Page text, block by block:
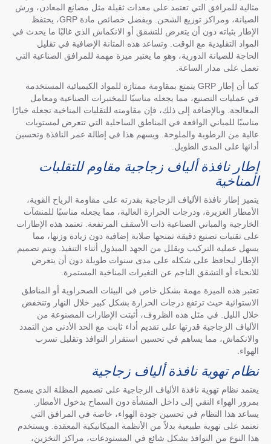
مثالية للمرافق التي تعتمد على معدات ثقيلة مثل مصانع المعادن، ورش
الصيانة، ومراكز توزيع الشحن. وبفضل خصائص مادة GRP، يحتفظ
الإطار بثباته دون أن يتعرض للتشقق أو الانكماش الذي غالبًا ما يحدث في
المواد التقليدية مع الوقت. وتساعد هذه المتانة الإضافية في تقليل
الحاجة للصيانة الدورية، وهو ما يعتبر ميزة مهمة للمرافق الصناعية التي
تعمل على مدار الساعة.
كما أن إطار GRP يتمتع بمقاومة ممتازة للمواد الكيميائية المستخدمة
في عمليات التصنيع، مما يجعله مناسبًا للمختبرات الصناعية ومعامل
المعالجة. وبالإضافة إلى ذلك، فإن مقاومته للتقلبات المناخية تجعله خيارًا
مناسبًا للمباني الواقعة في المناطق الساحلية التي تتعرض لمستويات
عالية من الرطوبة والملوحة. ويسهم هذا في إطالة عمر النافذة وتحسين
أدائها على المدى الطويل.
إطار نافذة ألياف زجاجية مقاوم للتقلبات
المناخية
يتميز إطار نافذة الألياف الزجاجية بقدرته على مقاومة الرياح القوية،
الأمطار الغزيرة، ودرجات الحرارة العالية، مما يجعله مناسبًا للمنشآت
الخارجية والمباني الصناعية ذات الأسقف المرتفعة. تعتمد هذه الإطارات
على تقنيات تصنيع دقيقة تمنحها صلابة إضافية دون زيادة وزنها، مما
يسهل عملية التركيب ويقلل من الجهد المبذول أثناء التنفيذ. ويتم تصميم
الإطار ليحافظ على شكله على مدى سنوات طويلة دون أن يتعرض
للانحناء أو التشقق الناجم عن التغيرات المناخية المستمرة.
تعتبر هذه الميزة مهمة بشكل خاص في البيئات الصحراوية أو المناطق
الاستوائية حيث ترتفع درجات الحرارة بشكل كبير خلال النهار وتنخفض
خلال الليل. في مثل هذه الظروف، أثبتت الإطارات المصنوعة من
الألياف الزجاجية قدرتها على تقديم أداء ثابت مع الحد الأدنى من التمدد
والانكماش، مما يساهم في تحسين استقرار النوافذ وتقليل تسرب
الهواء.
نظام تهوية نافذة ألياف زجاجية
يعتمد نظام تهوية نافذة الألياف الزجاجية على تصميم المظلة الذي يسمح
بمرور الهواء النقي إلى داخل المنشأة دون السماح بدخول الأمطار.
يساعد هذا النظام في تحسين جودة الهواء، خاصة في المرافق التي
تعتمد على تهوية طبيعية بدلاً من الأنظمة الميكانيكية المعقدة. ويستخدم
هذا النوع من النوافذ بشكل شائع في المستودعات، مراكز التخزين،